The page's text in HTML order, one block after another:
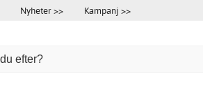
Nyheter >> Kampanj >>